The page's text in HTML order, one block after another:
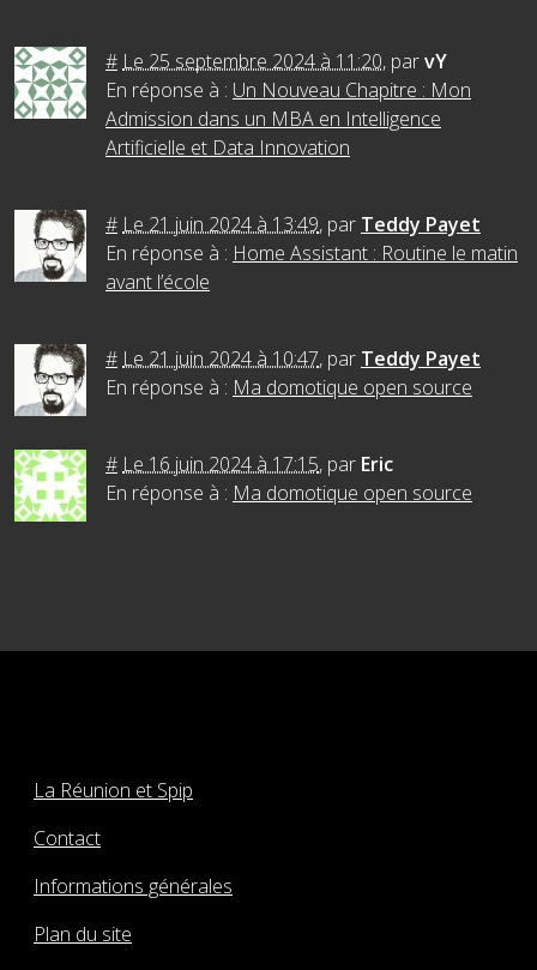
#Le 25 septembre 2024 à 11:20, parvY
En réponse à : Un Nouveau Chapitre : Mon
Admission dans un MBA en Intelligence
Artificielle et Data Innovation
#Le 21 juin 2024 à 13:49, par Teddy Payet
En réponse à : Home Assistant : Routine le matin
avant l’école
#Le 21 juin 2024 à 10:47, par Teddy Payet
En réponse à : Ma domotique open source
#Le 16 juin 2024 à 17:15, par Eric
En réponse à : Ma domotique open source
La Réunion et Spip
Contact
Informations générales
Plan du site